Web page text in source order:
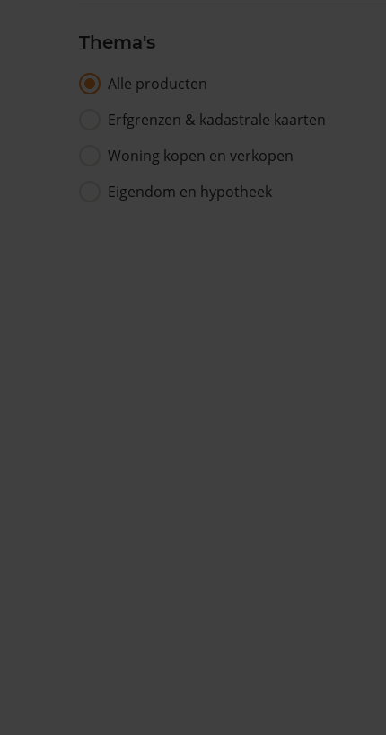
Thema's
Alle producten
Erfgrenzen & kadastrale kaarten
Woning kopen en verkopen
Eigendom en hypotheek